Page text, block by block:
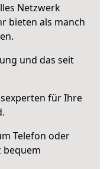
Netzwerk
bieten als manch
und das seit
für Ihre
Telefon oder
bequem